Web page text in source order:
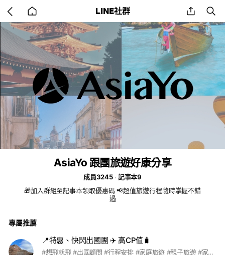
back
to
home
LINE社群 share
AsiaYo 跟團旅遊好康分享
成員3245
記事本9
🎁加入群組至記事本領取優惠碼 📢超值旅遊行程隨時掌握不錯
過
專屬推薦
📍特惠、快閃出國團 ✈️ 高CP值🧳
#想飛就飛 #出國顧問 #行程安排 #家庭旅遊 #親子旅遊 #家族旅遊 #員工旅遊 #旅遊 #世界 #世界旅遊 #飛出國 #玩世界 #旅行社 #旅行團 #出國